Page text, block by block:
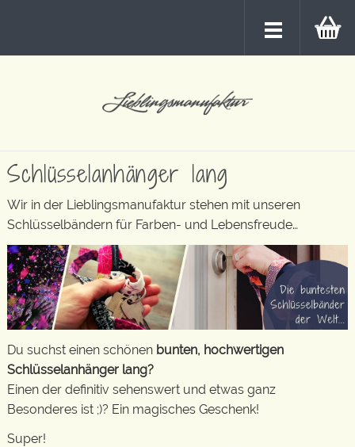
Schlüsselanhänger lang
Wir in der Lieblingsmanufaktur stehen mit unseren
Schlüsselbändern für Farben- und Lebensfreude…
Du suchst einen schönen bunten, hochwertigen
Schlüsselanhänger lang?
Einen der definitiv sehenswert und etwas ganz
Besonderes ist ;)? Ein magisches Geschenk!
Super!